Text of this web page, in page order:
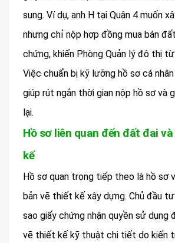
sung. Ví dụ, anh H tại Quận 4 muốn
nhưng chỉ nộp hợp đồng mua bán
chứng, khiến Phòng Quản lý đô thị
Việc chuẩn bị kỹ lưỡng hồ sơ cá
giúp rút ngắn thời gian nộp hồ sơ và
lại.
Hồ sơ liên quan đến đất đai
kế
Hồ sơ quan trọng tiếp theo là hồ sơ
bản vẽ thiết kế xây dựng. Chủ đầu
sao giấy chứng nhận quyền sử dụng
vẽ thiết kế kỹ thuật chi tiết do kiến